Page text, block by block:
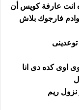
انت عارفة كويس أن
وادم فارجوك بلاش
اوى كده دى انا
نزول ريم